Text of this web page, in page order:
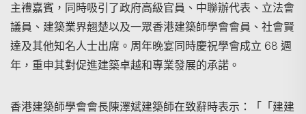
主禮嘉賓，同時吸引了政府高級官員、中聯辦代表、立法會
議員、建築業界翹楚以及一眾香港建築師學會會員、社會賢
達及其他知名人士出席。周年晚宴同時慶祝學會成立 68 週
年，重申其對促進建築卓越和專業發展的承諾。
香港建築師學會會長陳澤斌建築師在致辭時表示：「「建建